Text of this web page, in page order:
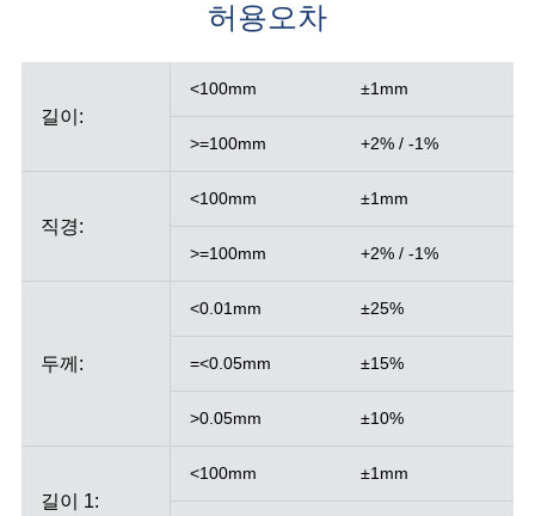
허용오차
길이:
<100mm ±1mm
>=100mm +2% / -1%
직경:
<100mm ±1mm
>=100mm +2% / -1%
두께:
<0.01mm ±25%
=<0.05mm ±15%
>0.05mm ±10%
길이 1:
<100mm ±1mm